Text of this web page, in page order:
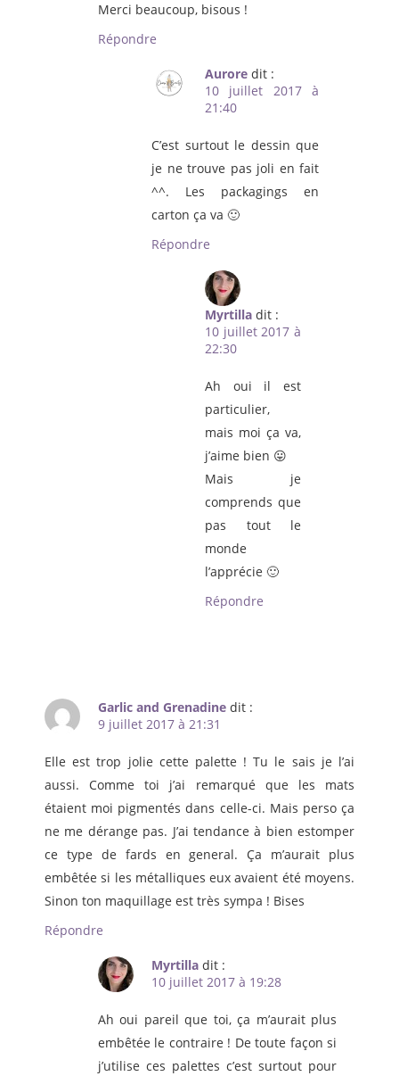
Merci beaucoup, bisous !
Répondre
Aurore dit :
10 juillet 2017 à
21:40
C’est surtout le dessin que
je ne trouve pas joli en fait
^^. Les packagings en
carton ça va 🙂
Répondre
Myrtilla dit :
10 juillet 2017 à
22:30
Ah oui il est
particulier,
mais moi ça va,
j’aime bien 😛
Mais je
comprends que
pas tout le
monde
l’apprécie 🙂
Répondre
Garlic and Grenadine dit :
9 juillet 2017 à 21:31
Elle est trop jolie cette palette ! Tu le sais je l’ai
aussi. Comme toi j’ai remarqué que les mats
étaient moi pigmentés dans celle-ci. Mais perso ça
ne me dérange pas. J’ai tendance à bien estomper
ce type de fards en general. Ça m’aurait plus
embêtée si les métalliques eux avaient été moyens.
Sinon ton maquillage est très sympa ! Bises
Répondre
Myrtilla dit :
10 juillet 2017 à 19:28
Ah oui pareil que toi, ça m’aurait plus
embêtée le contraire ! De toute façon si
j’utilise ces palettes c’est surtout pour